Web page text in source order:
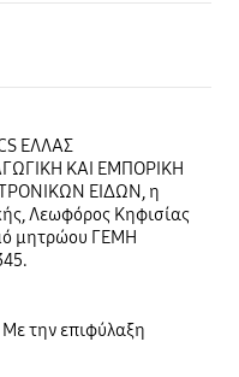
ΕΛΛΑΣ
ΚΑΙ ΕΜΠΟΡΙΚΗ
ΕΙΔΩΝ, η
Λεωφόρος Κηφισίας
μητρώου ΓΕΜΗ
την επιφύλαξη